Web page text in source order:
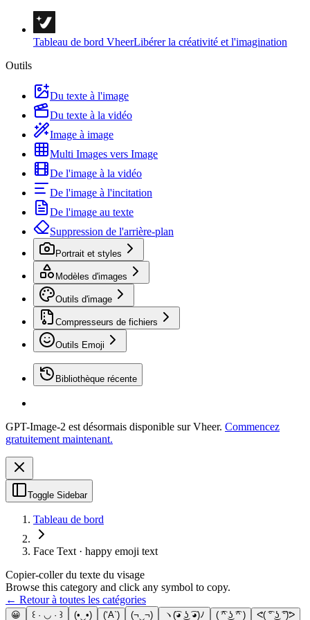
Tableau de bord VheerLibérer la créativité et l'imagination
Outils
Du texte à l'image
Du texte à la vidéo
Image à image
Multi Images vers Image
De l'image à la vidéo
De l'image à l'incitation
De l'image au texte
Suppression de l'arrière-plan
Portrait et styles
Modèles d'images
Outils d'image
Compresseurs de fichiers
Outils Emoji
Bibliothèque récente
GPT-Image-2 est désormais disponible sur Vheer. Commencez
gratuitement maintenant.
Toggle Sidebar
Tableau de bord
Face Text · happy emoji text
Copier-coller du texte du visage
Browse this category and click any symbol to copy.
← Retour à toutes les catégories
😀 ꒰ · ◡ · ꒱ (•‿•) (‘A`) (¬‿¬) ヽ(͡◕ ͜ʖ ͡◕)ﾉ ( ͡^ ͜ʖ ͡^ ) ᕙ( ͡° ͜ʖ ͡°)ᕗ